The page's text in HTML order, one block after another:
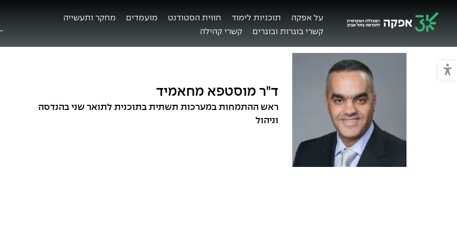
מעבר למצב נגיש
על אפקה תוכניות לימוד חווית הסטודנט מועמדים
מחקר ותעשייה
קשרי בוגרות ובוגרים
קשרי קהילה
ד"ר מוסטפא מחאמיד
ראש ההתמחות במערכות תשתית בתוכנית לתואר שני בהנדסה
וניהול